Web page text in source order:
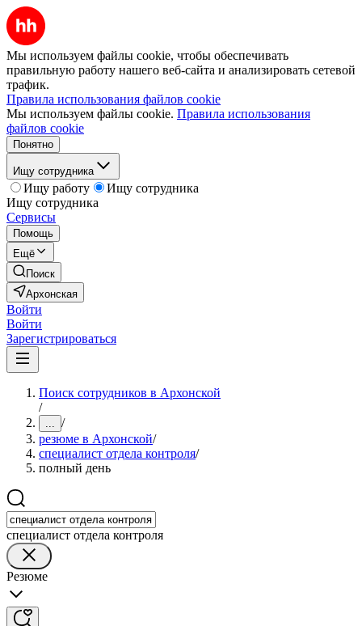
Мы используем файлы cookie, чтобы обеспечивать
правильную работу нашего веб-сайта и анализировать сетевой
трафик.
Правила использования файлов cookie
Мы используем файлы cookie. Правила использования
файлов cookie
Понятно
Ищу сотрудника
Ищу работу
Ищу сотрудника
Ищу сотрудника
Сервисы
Помощь
Ещё
Поиск
Архонская
Войти
Войти
Зарегистрироваться
Поиск сотрудников в Архонской
/
... /
резюме в Архонской/
специалист отдела контроля/
полный день
специалист отдела контроля
Резюме